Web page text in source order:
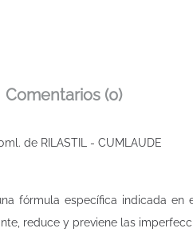
Comentarios (0)
de RILASTIL - CUMLAUDE
fórmula específica indicada en
reduce y previene las